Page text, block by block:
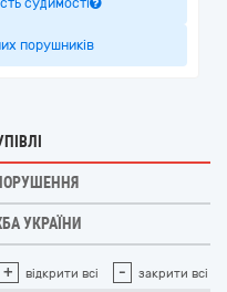
судимості
порушників
УКРАЇНИ
+ відкрити всі - закрити всі